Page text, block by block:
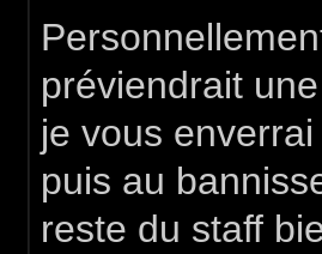
préviendrait
je vous
puis au
reste du staff